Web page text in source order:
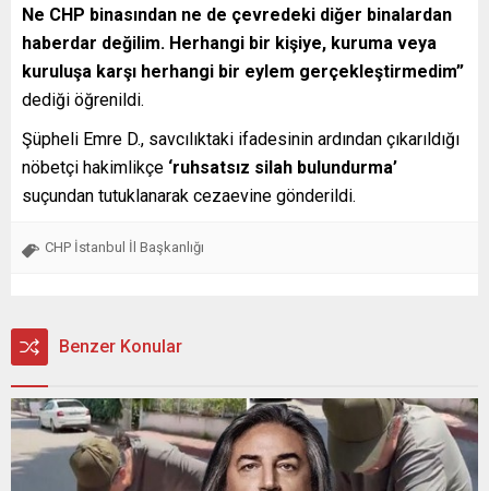
Ne CHP binasından ne de çevredeki diğer binalardan
haberdar değilim. Herhangi bir kişiye, kuruma veya
kuruluşa karşı herhangi bir eylem gerçekleştirmedim”
dediği öğrenildi.
Şüpheli Emre D., savcılıktaki ifadesinin ardından çıkarıldığı
nöbetçi hakimlikçe ‘ruhsatsız silah bulundurma’
suçundan tutuklanarak cezaevine gönderildi.
CHP İstanbul İl Başkanlığı
Benzer Konular